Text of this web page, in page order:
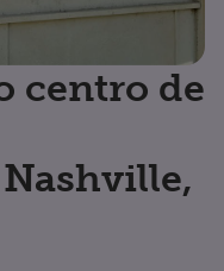
centro de